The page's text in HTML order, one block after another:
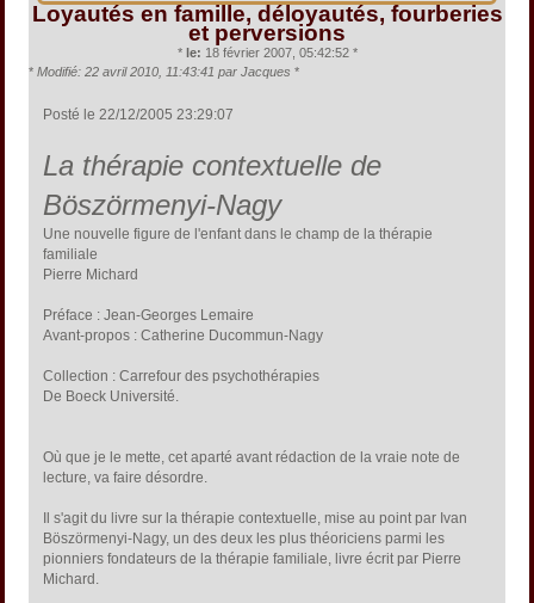
Loyautés en famille, déloyautés, fourberies
et perversions
* le: 18 février 2007, 05:42:52 *
* Modifié: 22 avril 2010, 11:43:41 par Jacques *
Posté le 22/12/2005 23:29:07
La thérapie contextuelle de
Böszörmenyi-Nagy
Une nouvelle figure de l'enfant dans le champ de la thérapie
familiale
Pierre Michard
Préface : Jean-Georges Lemaire
Avant-propos : Catherine Ducommun-Nagy
Collection : Carrefour des psychothérapies
De Boeck Université.
Où que je le mette, cet aparté avant rédaction de la vraie note de
lecture, va faire désordre.
Il s'agit du livre sur la thérapie contextuelle, mise au point par Ivan
Böszörmenyi-Nagy, un des deux les plus théoriciens parmi les
pionniers fondateurs de la thérapie familiale, livre écrit par Pierre
Michard.